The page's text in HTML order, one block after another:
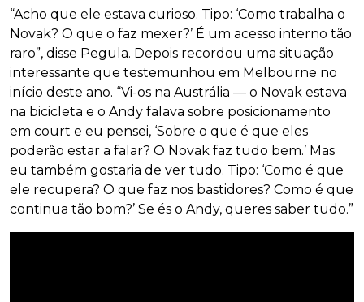
“Acho que ele estava curioso. Tipo: ‘Como trabalha o
Novak? O que o faz mexer?’ É um acesso interno tão
raro”, disse Pegula. Depois recordou uma situação
interessante que testemunhou em Melbourne no
início deste ano. “Vi-os na Austrália — o Novak estava
na bicicleta e o Andy falava sobre posicionamento
em court e eu pensei, ‘Sobre o que é que eles
poderão estar a falar? O Novak faz tudo bem.’ Mas
eu também gostaria de ver tudo. Tipo: ‘Como é que
ele recupera? O que faz nos bastidores? Como é que
continua tão bom?’ Se és o Andy, queres saber tudo.”